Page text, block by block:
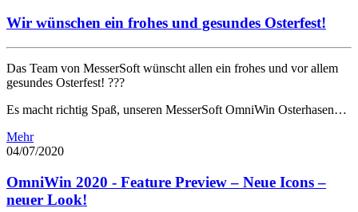
Wir wünschen ein frohes und gesundes Osterfest!
Das Team von MesserSoft wünscht allen ein frohes und vor allem
gesundes Osterfest! ???
Es macht richtig Spaß, unseren MesserSoft OmniWin Osterhasen…
Mehr
04/07/2020
OmniWin 2020 - Feature Preview – Neue Icons –
neuer Look!